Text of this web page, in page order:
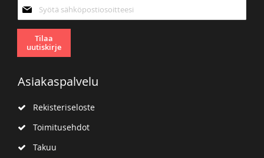
uutiskirjeemme:
Tilaa
uutiskirje
Asiakaspalvelu
Rekisteriseloste
Toimitusehdot
Takuu